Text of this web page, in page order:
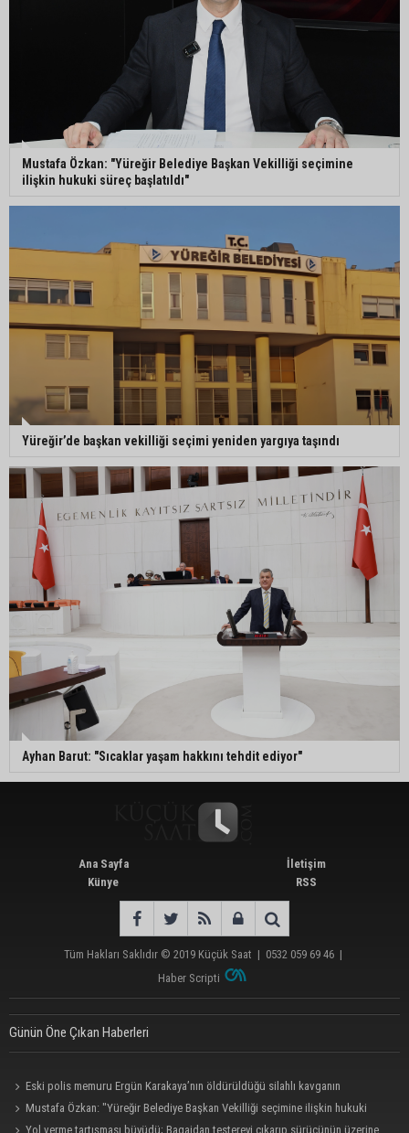
Mustafa Özkan: "Yüreğir Belediye Başkan Vekilliği seçimine
ilişkin hukuki süreç başlatıldı"
Yüreğir’de başkan vekilliği seçimi yeniden yargıya taşındı
Ayhan Barut: "Sıcaklar yaşam hakkını tehdit ediyor"
Ana Sayfa
Künye
İletişim
RSS
Tüm Hakları Saklıdır © 2019 Küçük Saat | 0532 059 69 46 |
Haber Scripti
Günün Öne Çıkan Haberleri
Eski polis memuru Ergün Karakaya’nın öldürüldüğü silahlı kavganın
görüntüleri ortaya çıktı
Mustafa Özkan: "Yüreğir Belediye Başkan Vekilliği seçimine ilişkin hukuki
süreç başlatıldı"
Yol verme tartışması büyüdü; Bagajdan testereyi çıkarıp sürücünün üzerine